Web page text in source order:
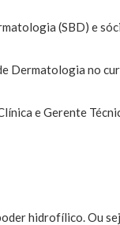
(SBD) e
Dermatologia no
e Gerente
hidrofílico. Ou